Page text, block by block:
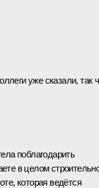
уже сказали, так
поблагодарить
в целом
которая ведётся